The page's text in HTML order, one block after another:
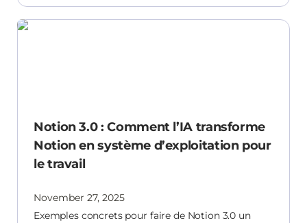
Notion 3.0 : Comment l’IA transforme Notion en
Notion 3.0 : Comment l’IA transforme
Notion en système d’exploitation pour
le travail
November 27, 2025
Exemples concrets pour faire de Notion 3.0 un